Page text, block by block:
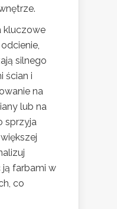
kluczowe
silnego
ścian i
na
lub na
sprzyja
ją farbami w
co